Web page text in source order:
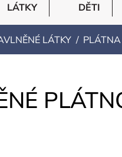
LÁTKY DĚTI
LÁTKY PLÁTNA